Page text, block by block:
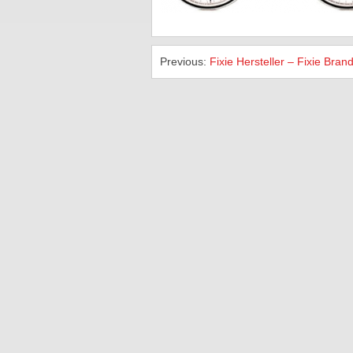
Previous: Fixie Hersteller – Fixie